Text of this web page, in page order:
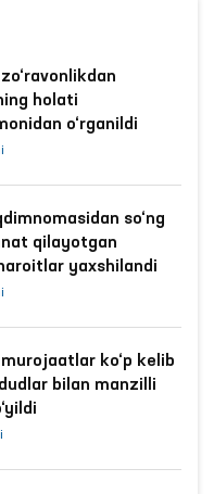
holati
o‘rganildi
so‘ng
qilayotgan
yaxshilandi
ko‘p kelib
bilan manzilli